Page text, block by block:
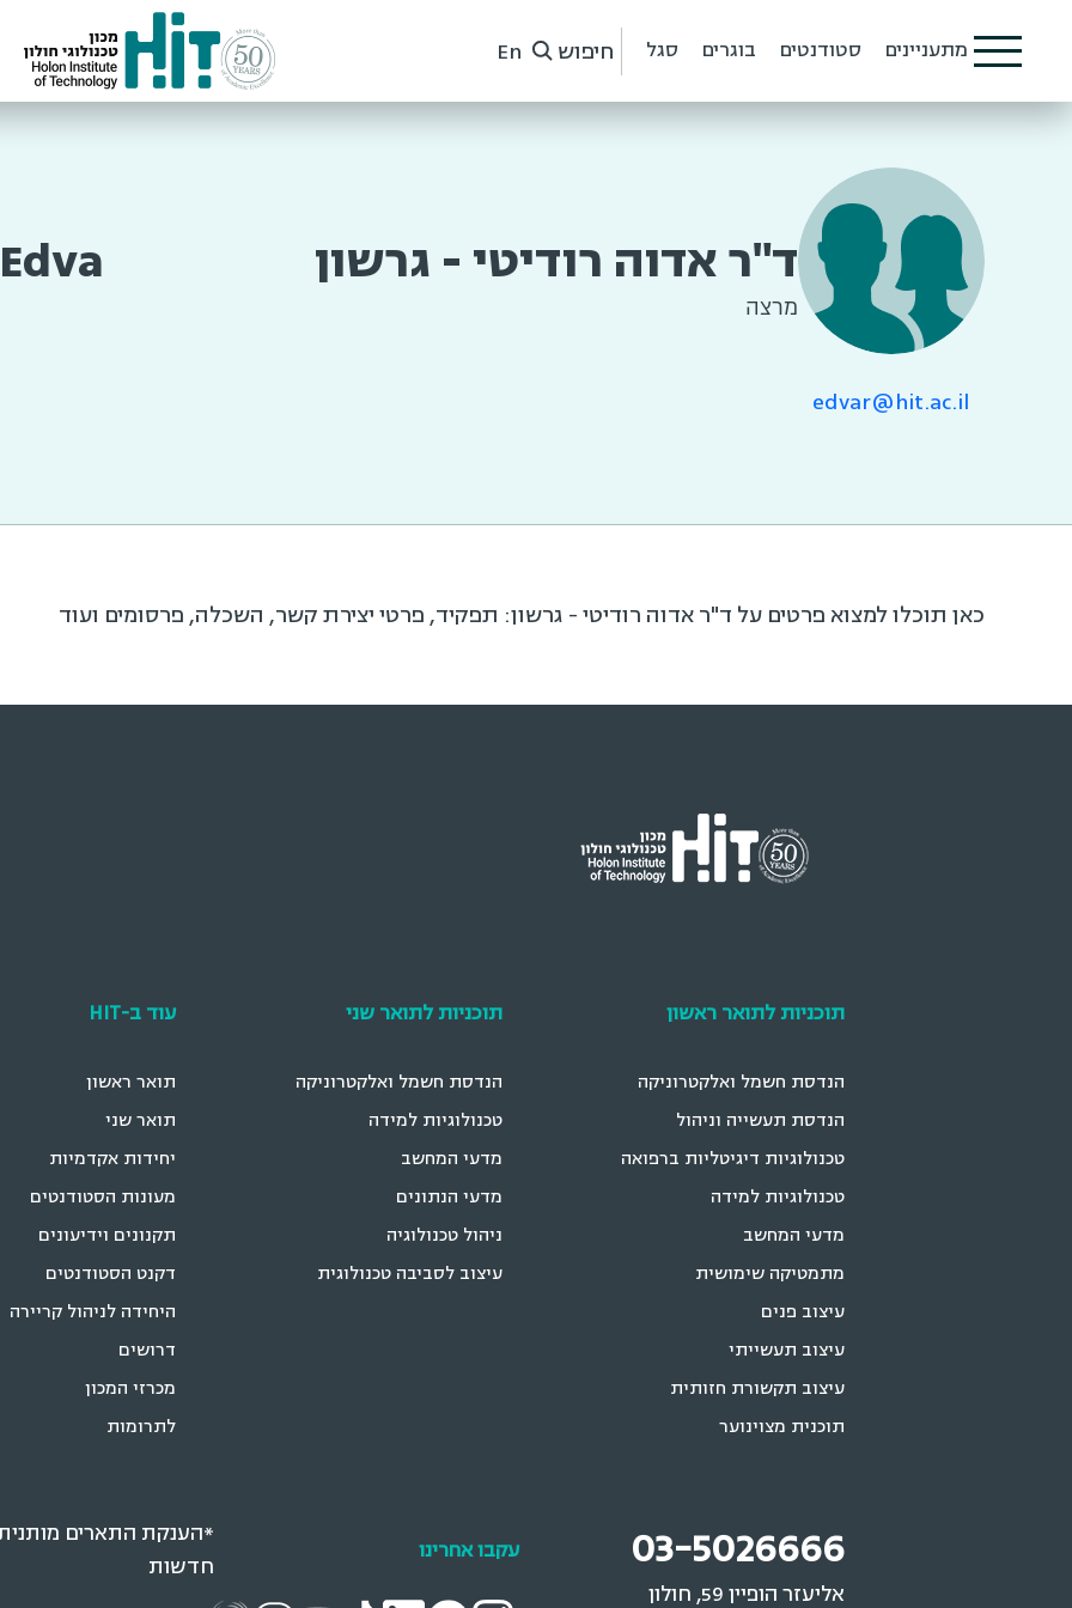
מתעניינים סטודנטים בוגרים סגל חיפוש En
edvar@hit.ac.il
ד"ר אדוה רודיטי - גרשון
מרצה
כאן תוכלו למצוא פרטים על ד"ר אדוה רודיטי - גרשון: תפקיד, פרטי יצירת קשר, השכלה, פרסומים ועוד
תוכניות לתואר ראשון
הנדסת חשמל ואלקטרוניקה
הנדסת תעשייה וניהול
טכנולוגיות דיגיטליות ברפואה
טכנולוגיות למידה
מדעי המחשב
מתמטיקה שימושית
עיצוב פנים
עיצוב תעשייתי
עיצוב תקשורת חזותית
תוכנית מצוינוער
תוכניות לתואר שני
הנדסת חשמל ואלקטרוניקה
טכנולוגיות למידה
מדעי המחשב
מדעי הנתונים
ניהול טכנולוגיה
עיצוב לסביבה טכנולוגית
עוד ב-HIT
תואר ראשון
תואר שני
יחידות אקדמיות
מעונות הסטודנטים
תקנונים וידיעונים
דקנט הסטודנטים
היחידה לניהול קריירה
דרושים
מכרזי המכון
לתרומות
03-5026666
אליעזר הופיין 59, חולון
עקבו אחרינו
*הענקת התארים
חדשות